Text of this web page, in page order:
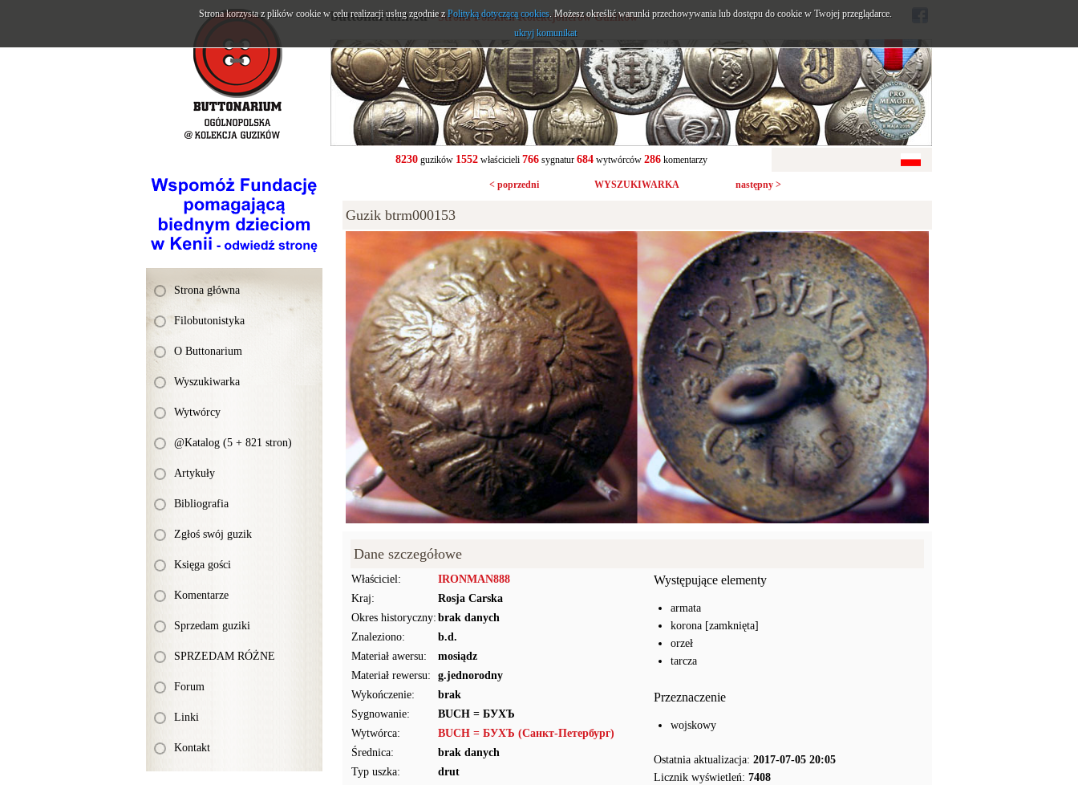
Strona główna
Filobutonistyka
O Buttonarium
Wyszukiwarka
Wytwórcy
@Katalog (5 + 821 stron)
Artykuły
Bibliografia
Zgłoś swój guzik
Księga gości
Komentarze
Sprzedam guziki
SPRZEDAM RÓŻNE
Forum
Linki
Kontakt
buttonarium.eu- Strona Polskich Kolekcjonerów Guzików
8230guzików 1552właścicieli 766sygnatur 684wytwórców 286komentarzy
< poprzedni WYSZUKIWARKA następny >
Guzik btrm000153
Dane szczegółowe
Właściciel:
IRONMAN888
Kraj:
Rosja Carska
Okres historyczny: brak danych
Znaleziono:
b.d.
Materiał awersu:
mosiądz
Materiał rewersu:
g.jednorodny
Wykończenie:
brak
Sygnowanie:
BUCH = БУХЪ
Wytwórca:
BUCH = БУХЪ (Санкт-Петербург)
Średnica:
brak danych
Typ uszka:
drut
Występujące elementy
armata
korona [zamknięta]
orzeł
tarcza
Przeznaczenie
wojskowy
Ostatnia aktualizacja: 2017-07-05 20:05
Licznik wyświetleń: 7408
Strona korzysta z plików cookie w celu realizacji usług zgodnie zPolityką dotyczącą cookies. Możesz określić warunki przechowywania lub dostępu do cookie w Twojej przeglądarce.
ukryj komunikat